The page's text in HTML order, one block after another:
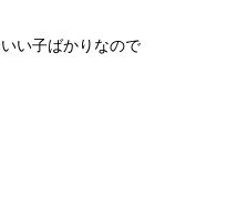
い子ばかりなので